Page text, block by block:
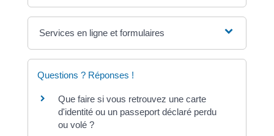
Services en ligne et formulaires
Questions ? Réponses !
Que faire si vous retrouvez une carte
d'identité ou un passeport déclaré perdu
ou volé ?